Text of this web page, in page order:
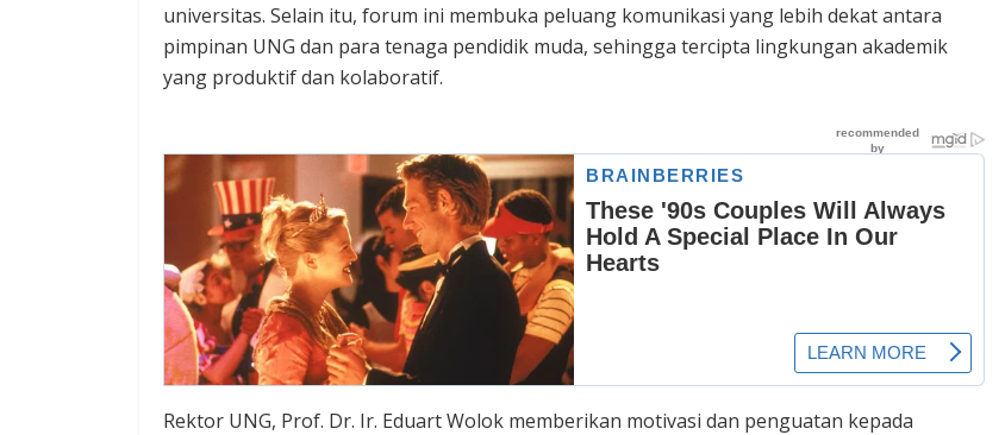
universitas. Selain itu, forum ini membuka peluang komunikasi yang lebih dekat antara
pimpinan UNG dan para tenaga pendidik muda, sehingga tercipta lingkungan akademik
yang produktif dan kolaboratif.
Rektor UNG, Prof. Dr. Ir. Eduart Wolok memberikan motivasi dan penguatan kepada